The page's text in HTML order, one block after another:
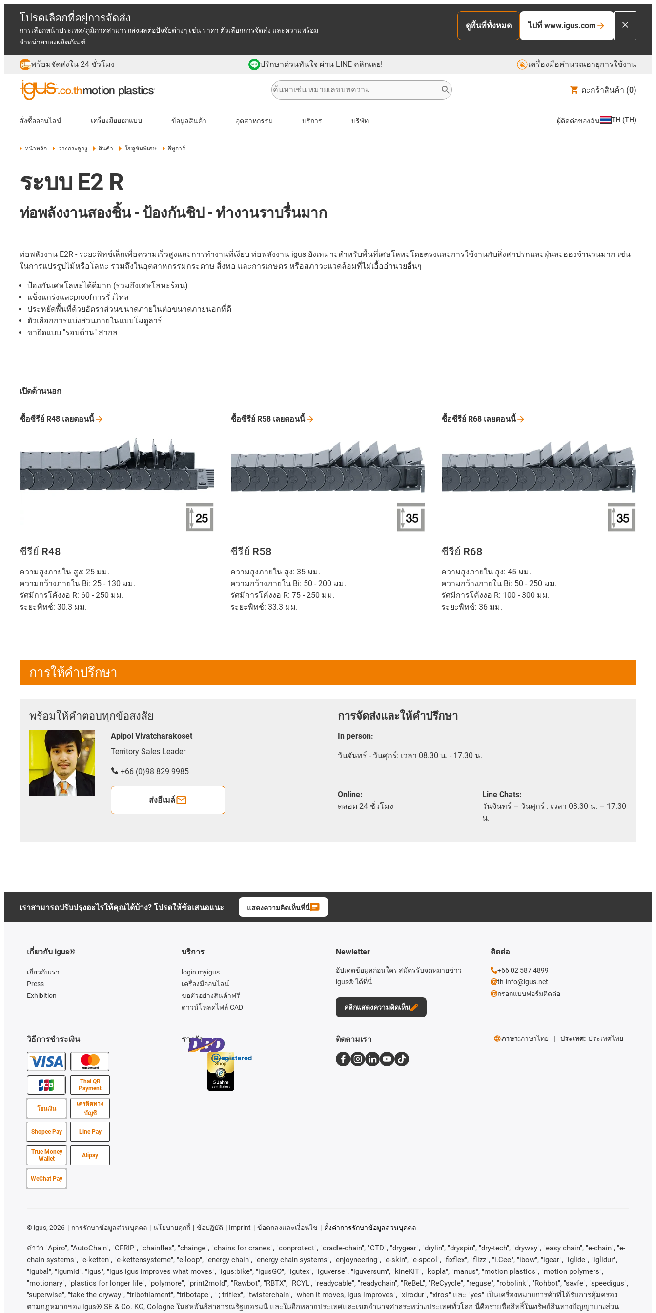
โปรดเลือกที่อยู่การจัดส่ง
การเลือกหน้าประเทศ/ภูมิภาคสามารถส่งผลต่อปัจจัยต่างๆ เช่น ราคา ตัวเลือกการจัดส่ง และความพร้อม
จำหน่ายของผลิตภัณฑ์
ดูพื้นที่ทั้งหมด ไปที่ www.igus.com
พร้อมจัดส่งใน 24 ชั่วโมง ปรึกษาด่วนทันใจ ผ่าน LINE คลิกเลย! เครื่องมือคำนวณอายุการใช้งาน
ตะกร้าสินค้า (0)
สั่งซื้อออนไลน์ เครื่องมือออกแบบ ข้อมูลสินค้า อุตสาหกรรม บริการ บริษัท ผู้ติดต่อของฉัน TH (TH)
หน้าหลัก รางกระดูกงู สินค้า โซลูชันพิเศษ อีทูอาร์
ระบบ E2 R
ท่อพลังงานสองชิ้น - ป้องกันชิป - ทำงานราบรื่นมาก
ท่อพลังงาน E2R - ระยะพิทช์เล็กเพื่อความเร็วสูงและการทำงานที่เงียบ ท่อพลังงาน igus ยังเหมาะสำหรับพื้นที่เศษโลหะโดยตรงและการใช้งานกับสิ่งสกปรกและฝุ่นละอองจำนวนมาก เช่น
ในการแปรรูปไม้หรือโลหะ รวมถึงในอุตสาหกรรมกระดาษ สิ่งทอ และการเกษตร หรือสภาวะแวดล้อมที่ไม่เอื้ออำนวยอื่นๆ
ป้องกันเศษโลหะได้ดีมาก (รวมถึงเศษโลหะร้อน)
แข็งแกร่งและproofการรั่วไหล
ประหยัดพื้นที่ด้วยอัตราส่วนขนาดภายในต่อขนาดภายนอกที่ดี
ตัวเลือกการแบ่งส่วนภายในแบบโมดูลาร์
ขายึดแบบ "รอบด้าน" สากล
เปิดด้านนอก
ซีรีย์ R48
ความสูงภายใน สูง: 25 มม.
ความกว้างภายใน Bi: 25 - 130 มม.
รัศมีการโค้งงอ R: 60 - 250 มม.
ระยะพิทช์: 30.3 มม.
ซื้อซีรีย์ R48 เลยตอนนี้
ซีรีย์ R58
ความสูงภายใน สูง: 35 มม.
ความกว้างภายใน Bi: 50 - 200 มม.
รัศมีการโค้งงอ R: 75 - 250 มม.
ระยะพิทช์: 33.3 มม.
ซื้อซีรีย์ R58 เลยตอนนี้
ซีรีย์ R68
ความสูงภายใน สูง: 45 มม.
ความกว้างภายใน Bi: 50 - 250 มม.
รัศมีการโค้งงอ R: 100 - 300 มม.
ระยะพิทช์: 36 มม.
ซื้อซีรีย์ R68 เลยตอนนี้
การให้คำปรึกษา
พร้อมให้คำตอบทุกข้อสงสัย
Apipol Vivatcharakoset
Territory Sales Leader
+66 (0)98 829 9985
ส่งอีเมล์
การจัดส่งและให้คำปรึกษา
In person:
วันจันทร์ - วันศุกร์: เวลา 08.30 น. - 17.30 น.
Online:
ตลอด 24 ชั่วโมง
Line Chats:
วันจันทร์ – วันศุกร์ : เวลา 08.30 น. – 17.30
น.
เราสามารถปรับปรุงอะไรให้คุณได้บ้าง? โปรดให้ข้อเสนอแนะ แสดงความคิดเห็นที่นี่
เกี่ยวกับ igus®
เกี่ยวกับเรา
Press
Exhibition
วิธีการชำระเงิน
Thai QR
Payment
โอนเงิน
เครดิตทาง
บัญชี
Shopee Pay Line Pay
True Money
Wallet
Alipay
WeChat Pay
บริการ
login myigus
เครื่องมืออนไลน์
ขอตัวอย่างสินค้าฟรี
ดาวน์โหลดไฟล์ CAD
รางวัล
Newletter
อัปเดตข้อมูลก่อนใคร สมัครรับจดหมายข่าว
igus® ได้ที่นี่
คลิกแสดงความคิดเห็น
ติดต่อ
+66 02 587 4899
th-info@igus.net
กรอกแบบฟอร์มติดต่อ
ติดตามเรา ภาษา:ภาษาไทย ประเทศ: ประเทศไทย
© igus, 2026 การรักษาข้อมูลส่วนบุคคล นโยบายคุกกี้ ข้อปฏิบัติ Imprint ข้อตกลงและเงื่อนไข ตั้งค่าการรักษาข้อมูลส่วนบุคคล
คําว่า "Apiro", "AutoChain", "CFRIP", "chainflex", "chainge", "chains for cranes", "conprotect", "cradle-chain", "CTD", "drygear", "drylin", "dryspin", "dry-tech", "dryway", "easy chain", "e-chain", "e-
chain systems", "e-ketten", "e-kettensysteme", "e-loop", "energy chain", "energy chain systems", "enjoyneering", "e-skin", "e-spool", "fixflex", "flizz", "i.Cee", "ibow", "igear", "iglide", "iglidur",
"igubal", "igumid", "igus", "igus igus improves what moves", "igus:bike", "igusGO", "igutex", "iguverse", "iguversum", "kineKIT", "kopla", "manus", "motion plastics", "motion polymers",
"motionary", "plastics for longer life", "polymore", "print2mold", "Rawbot", "RBTX", "RCYL", "readycable", "readychain", "ReBeL", "ReCyycle", "reguse", "robolink", "Rohbot", "savfe", "speedigus",
"superwise", "take the dryway", "tribofilament", "tribotape", " ; triflex", "twisterchain", "when it moves, igus improves", "xirodur", "xiros" และ "yes" เป็นเครื่องหมายการค้าที่ได้รับการคุ้มครอง
ตามกฎหมายของ igus® SE & Co. KG, Cologne ในสหพันธ์สาธารณรัฐเยอรมนี และในอีกหลายประเทศและเขตอํานาจศาลระหว่างประเทศทั่วโลก นี่คือรายชื่อสิทธิ์ในทรัพย์สินทางปัญญาบางส่วน